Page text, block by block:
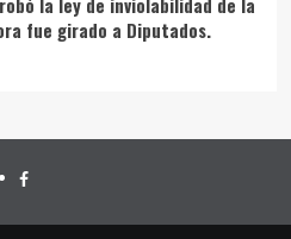
fue girado a Diputados.
FACEBOOK